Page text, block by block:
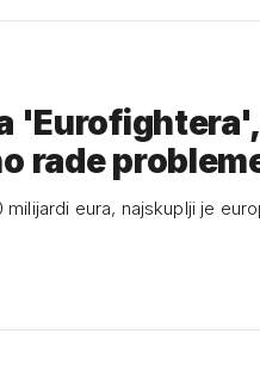
rade
eura, najskuplji je